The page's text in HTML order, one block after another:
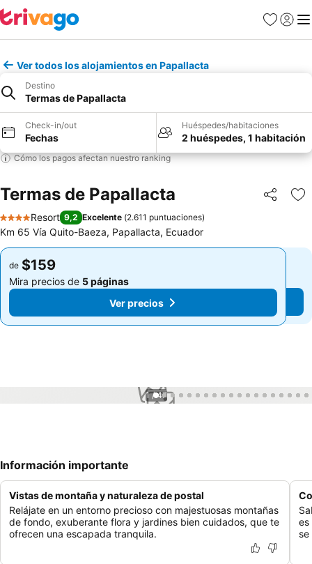
Favoritos
Iniciar
Ver todos los alojamientos en Papallacta
Destino
Termas de Papallacta
Check-in/out
Fechas
Huéspedes/habitaciones
2 huéspedes, 1 habitación
Cómo los pagos afectan nuestro ranking
Termas de Papallacta Compartir
4 Estrellas
Resort 9,2 Excelente (2.611 puntuaciones)
Km 65 Vía Quito-Baeza, Papallacta, Ecuador
de $159
Mira precios de 5 páginas
Ver precios
de $159
Mira precios de 5 páginas
Ver precios
1 / 47
Información importante
Vistas de montaña y naturaleza de postal
Relájate en un entorno precioso con majestuosas montañas
de fondo, exuberante flora y jardines bien cuidados, que te
ofrecen una escapada tranquila.
es